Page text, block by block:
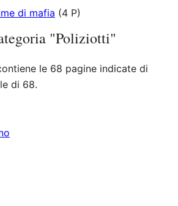
di mafia (4 P)
"Poliziotti"
le 68 pagine indicate di
di 68.